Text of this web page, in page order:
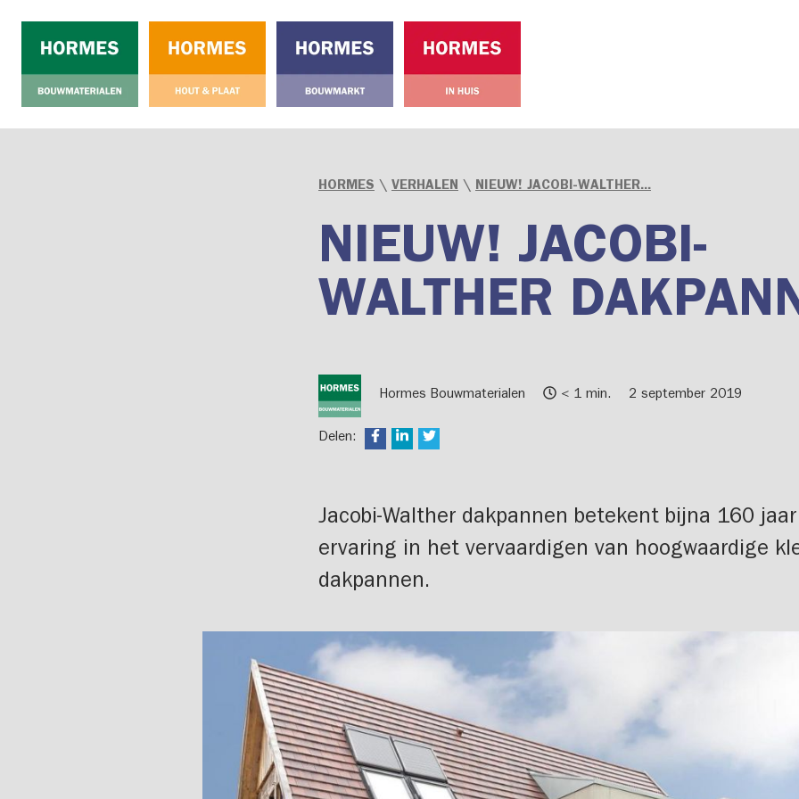
HORMES \ VERHALEN \ NIEUW! JACOBI-WALTHER...
NIEUW! JACOBI-
WALTHER
Hormes Bouwmaterialen < 1 min. 2 september 2019
Delen:
Jacobi-Walther dakpannen betekent bijna 160 jaar
ervaring in het vervaardigen van hoogwaardige
dakpannen.